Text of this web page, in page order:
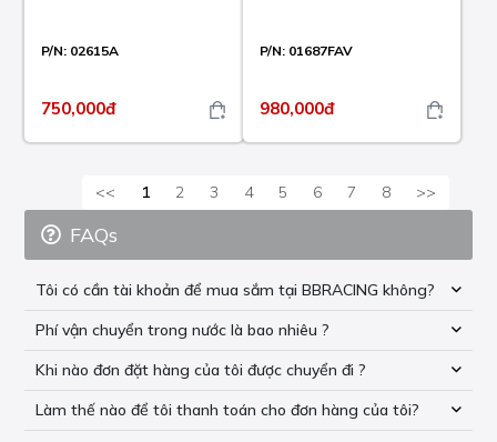
P/N: 02615A
750,000đ
P/N: 01687FAV
980,000đ
<< 1 2 3 4 5 6 7 8 >>
FAQs
Tôi có cần tài khoản để mua sắm tại BBRACING không?
Phí vận chuyển trong nước là bao nhiêu ?
Khi nào đơn đặt hàng của tôi được chuyển đi ?
Làm thế nào để tôi thanh toán cho đơn hàng của tôi?